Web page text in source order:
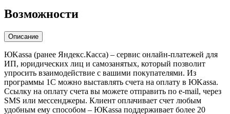
Возможности
Описание
ЮKassa (ранее Яндекс.Касса) – сервис онлайн-платежей для
ИП, юридических лиц и самозанятых, который позволит
упросить взаимодействие с вашими покупателями. Из
программы 1С можно выставлять счета на оплату в ЮKassa.
Ссылку на оплату счета вы можете отправить по e-mail, через
SMS или мессенджеры. Клиент оплачивает счет любым
удобным ему способом – ЮKassa поддерживает более 20